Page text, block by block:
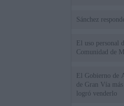
Sánchez
El uso personal
Comunidad de
El Gobierno de
de Gran Vía
logró venderlo